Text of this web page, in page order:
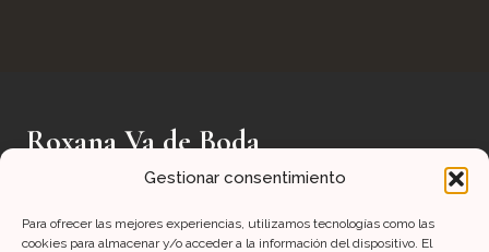
Gestionar consentimiento
Para ofrecer las mejores experiencias, utilizamos tecnologías como las
cookies para almacenar y/o acceder a la información del dispositivo. El
Roxana Va de Boda
Fotografía auténtica en Mallorca
hola@roxanavadeboda.com +34 613 00 6523